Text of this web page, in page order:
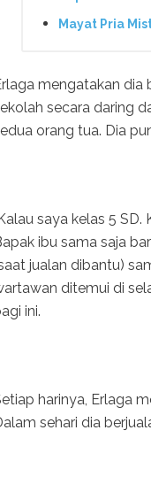
Mayat Pria
mengatakan dia
secara daring
orang tua. Dia
saya kelas 5
ibu sama saja
jualan dibantu)
ditemui di
ini.
harinya, Erlaga
sehari dia